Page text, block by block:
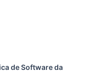
de Software da